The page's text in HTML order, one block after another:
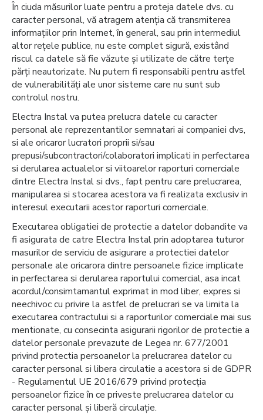
În ciuda măsurilor luate pentru a proteja datele dvs. cu
caracter personal, vă atragem atenţia că transmiterea
informaţiilor prin Internet, în general, sau prin intermediul
altor reţele publice, nu este complet sigură, existând
riscul ca datele să fie văzute şi utilizate de către terţe
părţi neautorizate. Nu putem fi responsabili pentru astfel
de vulnerabilități ale unor sisteme care nu sunt sub
controlul nostru.
Electra Instal va putea prelucra datele cu caracter
personal ale reprezentantilor semnatari ai companiei dvs,
si ale oricaror lucratori proprii si/sau
prepusi/subcontractori/colaboratori implicati in perfectarea
si derularea actualelor si viitoarelor raporturi comerciale
dintre Electra Instal si dvs., fapt pentru care prelucrarea,
manipularea si stocarea acestora va fi realizata exclusiv in
interesul executarii acestor raporturi comerciale.
Executarea obligatiei de protectie a datelor dobandite va
fi asigurata de catre Electra Instal prin adoptarea tuturor
masurilor de serviciu de asigurare a protectiei datelor
personale ale oricarora dintre persoanele fizice implicate
in perfectarea si derularea raportului comercial, asa incat
acordul/consimtamantul exprimat in mod liber, expres si
neechivoc cu privire la astfel de prelucrari se va limita la
executarea contractului si a raporturilor comerciale mai sus
mentionate, cu consecinta asigurarii rigorilor de protectie a
datelor personale prevazute de Legea nr. 677/2001
privind protectia persoanelor la prelucrarea datelor cu
caracter personal si libera circulatie a acestora si de GDPR
- Regulamentul UE 2016/679 privind protecția
persoanelor fizice în ce priveste prelucrarea datelor cu
caracter personal şi liberă circulaţie.